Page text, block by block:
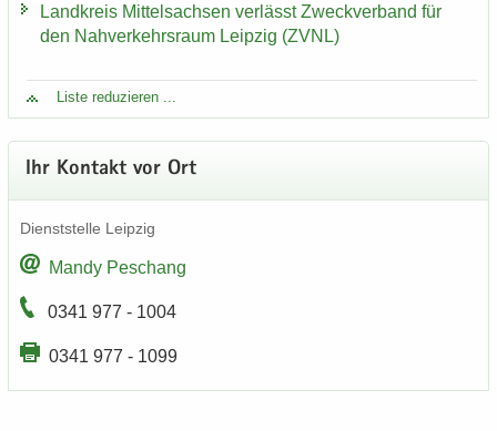
Land­kreis Mit­tel­sach­sen ver­lässt Zweck­ver­band für
den Nah­ver­kehrs­raum Leip­zig (ZVNL)
Liste re­du­zie­ren ...
Ihr Kon­takt vor Ort
Dienst­stel­le Leip­zig
Mandy Peschang
0341 977 - 1004
0341 977 - 1099